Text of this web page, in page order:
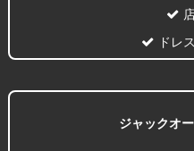
ドレ
ジャックオ